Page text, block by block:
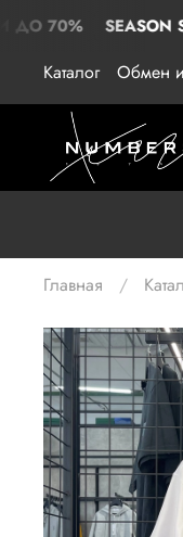
70% SEASON
Каталог Обмен и
Главная